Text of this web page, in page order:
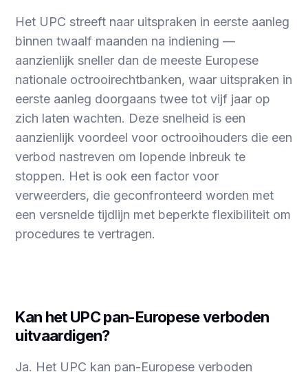
Het UPC streeft naar uitspraken in eerste aanleg
binnen twaalf maanden na indiening —
aanzienlijk sneller dan de meeste Europese
nationale octrooirechtbanken, waar uitspraken in
eerste aanleg doorgaans twee tot vijf jaar op
zich laten wachten. Deze snelheid is een
aanzienlijk voordeel voor octrooihouders die een
verbod nastreven om lopende inbreuk te
stoppen. Het is ook een factor voor
verweerders, die geconfronteerd worden met
een versnelde tijdlijn met beperkte flexibiliteit om
procedures te vertragen.
Kan het UPC pan-Europese verboden
uitvaardigen?
Ja. Het UPC kan pan-Europese verboden